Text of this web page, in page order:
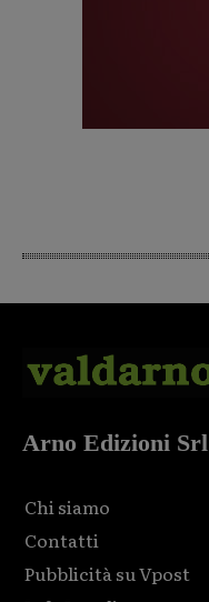
Arno Edizioni Srl
Chi siamo
Contatti
Pubblicità su Vpost